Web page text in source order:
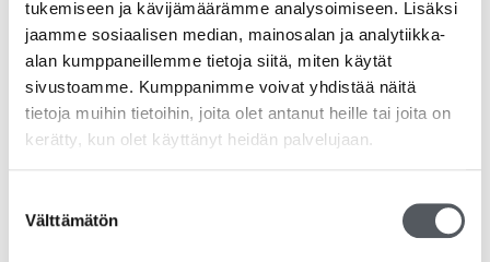
tukemiseen ja kävijämäärämme analysoimiseen. Lisäksi
jaamme sosiaalisen median, mainosalan ja analytiikka-
alan kumppaneillemme tietoja siitä, miten käytät
sivustoamme. Kumppanimme voivat yhdistää näitä
tietoja muihin tietoihin, joita olet antanut heille tai joita on
kerätty, kun olet käyttänyt heidän palvelujaan.
valinta
Välttämätön